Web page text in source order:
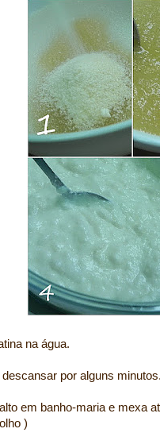
na água.
por alguns minutos.
em banho-maria e mexa
)